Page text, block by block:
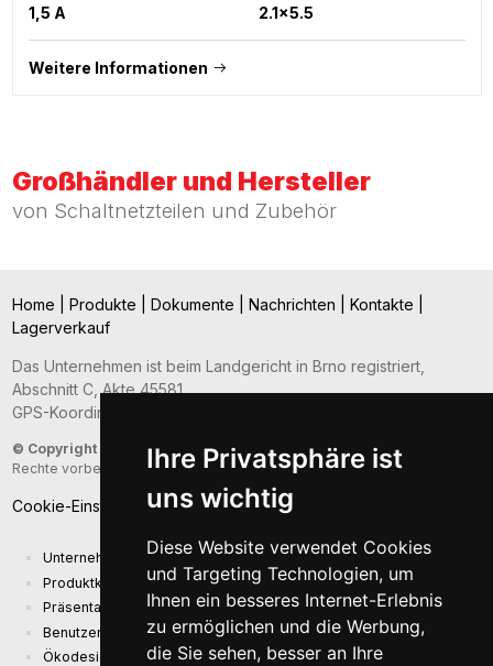
Ihre Privatsphäre ist
uns wichtig
Diese Website verwendet Cookies
und Targeting Technologien, um
Ihnen ein besseres Internet-Erlebnis
zu ermöglichen und die Werbung,
die Sie sehen, besser an Ihre
1,5 A 2.1x5.5
Weitere Informationen
Großhändler und Hersteller
von Schaltnetzteilen und Zubehör
Home Produkte Dokumente Nachrichten Kontakte
Lagerverkauf
Das Unternehmen ist beim Landgericht in Brno registriert,
Abschnitt C, Akte 45581.
GPS-Koordinaten: 49.2021187; 16.6781126.
© Copyright 2026
- Sunny Computer Technology Europe, s.r.o. - Alle
Rechte vorbehalten
Cookie-Einstellungen
Unternehmenspräsentation
Produktkatalog
Präsentationskatalog
Benutzerhandbuch und Sicherheitsinformationen
Ökodesign-Anforderungen (EU) 2019/1782